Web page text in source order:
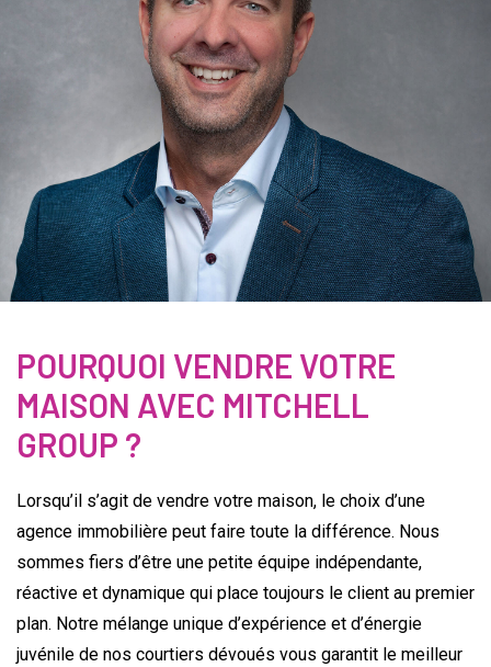
POURQUOI VENDRE VOTRE
MAISON AVEC MITCHELL
GROUP ?
Lorsqu’il s’agit de vendre votre maison, le choix d’une
agence immobilière peut faire toute la différence. Nous
sommes fiers d’être une petite équipe indépendante,
réactive et dynamique qui place toujours le client au premier
plan. Notre mélange unique d’expérience et d’énergie
juvénile de nos courtiers dévoués vous garantit le meilleur